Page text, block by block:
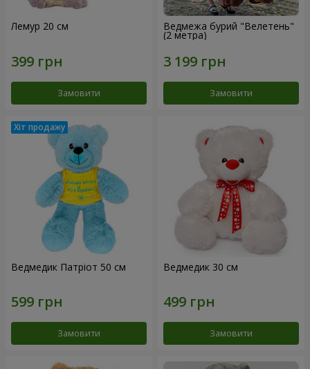
Лемур 20 см
Замовити
Ведмежа бурий "Велетень"
(2 метра)
Замовити
Ведмедик Патріот 50 см
Замовити
Ведмедик 30 см
Замовити